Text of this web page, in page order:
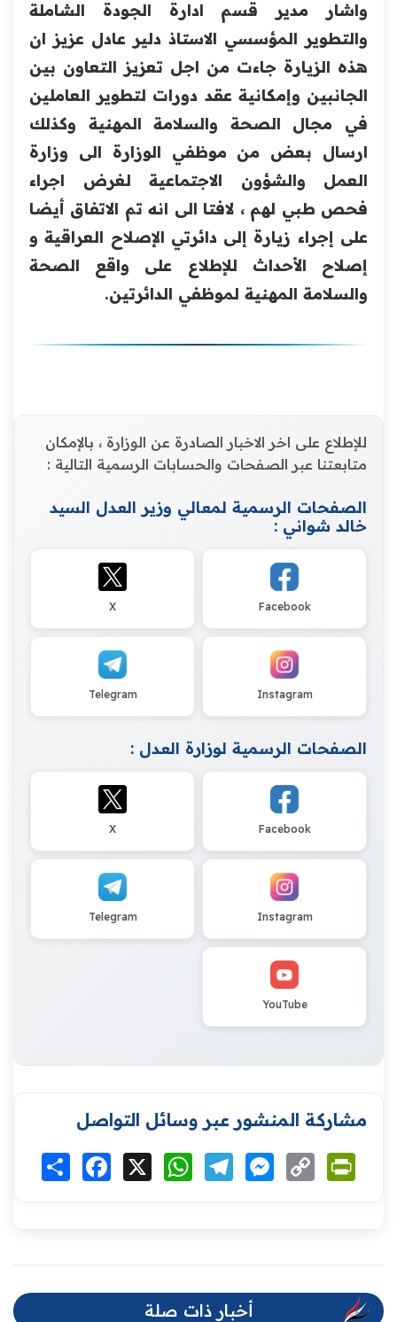
واشار مدير قسم ادارة الجودة الشاملة
والتطوير المؤسسي الاستاذ ‏دلير عادل عزيز ان
هذه الزيارة جاءت من اجل تعزيز التعاون بين
‏الجانبين وإمكانية عقد دورات لتطوير العاملين
في مجال الصحة ‏والسلامة المهنية ‏وكذلك
ارسال بعض من موظفي الوزارة الى وزارة
العمل والشؤون ‏الاجتماعية لغرض اجراء
فحص طبي لهم ، لافتا الى انه تم الاتفاق ‏أيضا
على إجراء زيارة إلى دائرتي الإصلاح العراقية و
إصلاح ‏الأحداث للإطلاع على واقع الصحة
والسلامة المهنية لموظفي ‏الدائرتين.
للإطلاع على اخر الاخبار الصادرة عن الوزارة ، بالإمكان
متابعتنا عبر الصفحات والحسابات الرسمية التالية :
الصفحات الرسمية لمعالي وزير العدل السيد
خالد شواني :
Facebook
X
Instagram
Telegram
الصفحات الرسمية لوزارة العدل :
Facebook
X
Instagram
Telegram
YouTube
مشاركة المنشور عبر وسائل التواصل
انشر Facebook WhatsAppTelegramMessenger
Copy
Link
أخبار ذات صلة